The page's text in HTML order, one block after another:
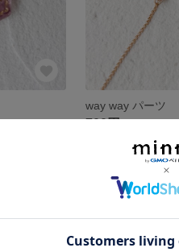
way way パーツ
700円